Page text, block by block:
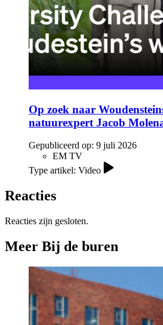
Op zoek naar
natuurexpert Jacob
Gepubliceerd op: 9 juli 2026
EM TV
Type artikel: Video
Reacties
Reacties zijn gesloten.
Meer Bij de buren